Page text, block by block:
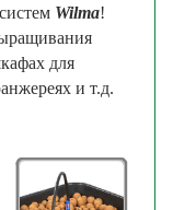
Wilma!
для
и т.д.